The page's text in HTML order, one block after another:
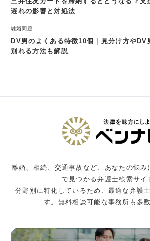
遅れの影響と対処法
離婚問題
DV男のよくある特徴10個｜見分け方やDV
別れる方法も解説
離婚、相続、交通事故など、あなたの悩み
で見つかる弁護士検索サイ
分野別に特化しているため、最適な弁護
す。無料相談可能な事務所も多